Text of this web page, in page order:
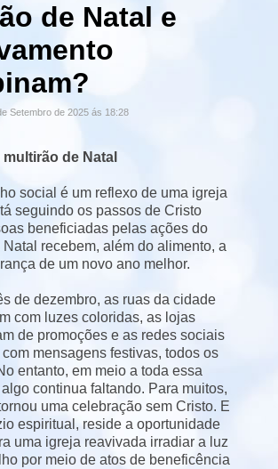
de Natal e
Setembro de 2025 ás 18:28
de Natal
social é um reflexo de uma igreja
seguindo os passos de Cristo
beneficiadas pelas ações do
Natal recebem, além do alimento, a
de um novo ano melhor.
de dezembro, as ruas da cidade
com luzes coloridas, as lojas
de promoções e as redes sociais
mensagens festivas, todos os
entanto, em meio a toda essa
continua faltando. Para muitos,
uma celebração sem Cristo. E
espiritual, reside a oportunidade
uma igreja reavivada irradiar a luz
por meio de atos de beneficência